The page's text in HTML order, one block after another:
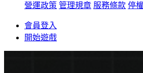
營運政策 管理規章 服務條款 停
會員登入
開始遊戲